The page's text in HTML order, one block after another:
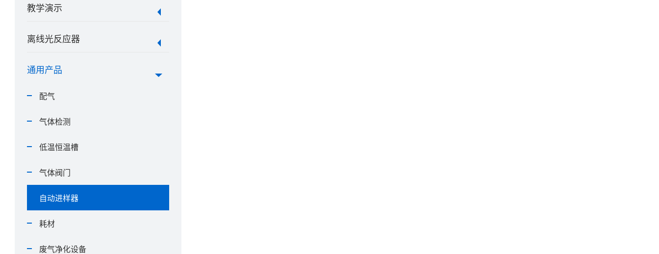
教学演示
离线光反应器
通用产品
配气
气体检测
低温恒温槽
气体阀门
自动进样器
耗材
废气净化设备